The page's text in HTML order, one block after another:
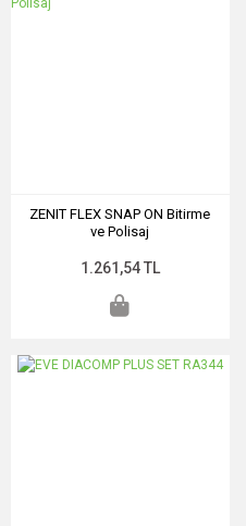
ZENIT FLEX SNAP ON Bitirme
ve Polisaj
1.261,54 TL